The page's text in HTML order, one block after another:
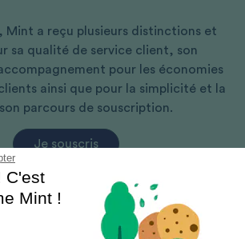
C'est
Mint !
Mint a reçu plusieurs distinctions et
sa qualité de service client, son
pour les économies
ainsi que pour la simplicité et la
parcours de souscription.
Je souscris